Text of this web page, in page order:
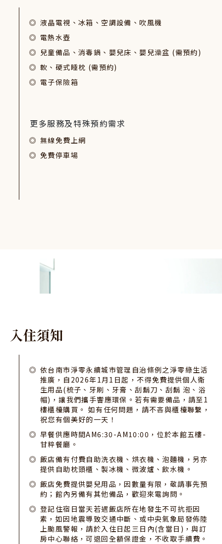
液晶電視、冰箱、空調設備、吹風機
電熱水壺
兒童備品、消毒鍋、嬰兒床、嬰兒澡盆 (需預約)
軟、硬式睡枕 (需預約)
電子保險箱
更多服務及特殊預約需求
無線免費上網
免費停車場
入住須知
依台南市淨零永續城市管理自治條例之淨零綠生活
推廣，自2026年1月1日起，不得免費提供個人衛
生用品(梳子、牙刷、牙膏、刮鬍刀、刮鬍 泡、浴
帽)，讓我們攜手響應環保。若有需要備品，請至1
樓櫃檯購買。 如有任何問題，請不吝與櫃檯聯繫，
祝您有個美好的一天！
早餐供應時間AM6:30-AM10:00，位於本館五樓-
甘粹餐廳。
飯店備有付費自助洗衣機、烘衣機、泡麵機，另亦
提供自助枕頭櫃、製冰機、微波爐、飲水機。
飯店免費提供嬰兒用品，因數量有限，敬請事先預
約；館內另備有其他備品，歡迎來電詢問。
登記住宿日當天若遇飯店所在地發生不可抗拒因
素，如因地震導致交通中斷、或中央氣象局發佈陸
上颱風警報，請於入住日起三日內(含當日)，與訂
房中心聯絡，可退回全額保證金，不收取手續費。